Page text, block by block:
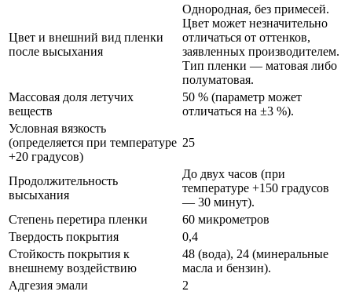
Цвет и внешний вид пленки
после высыхания
Однородная, без примесей.
Цвет может незначительно
отличаться от оттенков,
заявленных производителем.
Тип пленки — матовая либо
полуматовая.
Массовая доля летучих
веществ
50 % (параметр может
отличаться на ±3 %).
Условная вязкость
(определяется при температуре
+20 градусов)
25
Продолжительность
высыхания
До двух часов (при
температуре +150 градусов
— 30 минут).
Степень перетира пленки
60 микрометров
Твердость покрытия
0,4
Стойкость покрытия к
внешнему воздействию
48 (вода), 24 (минеральные
масла и бензин).
Адгезия эмали
2